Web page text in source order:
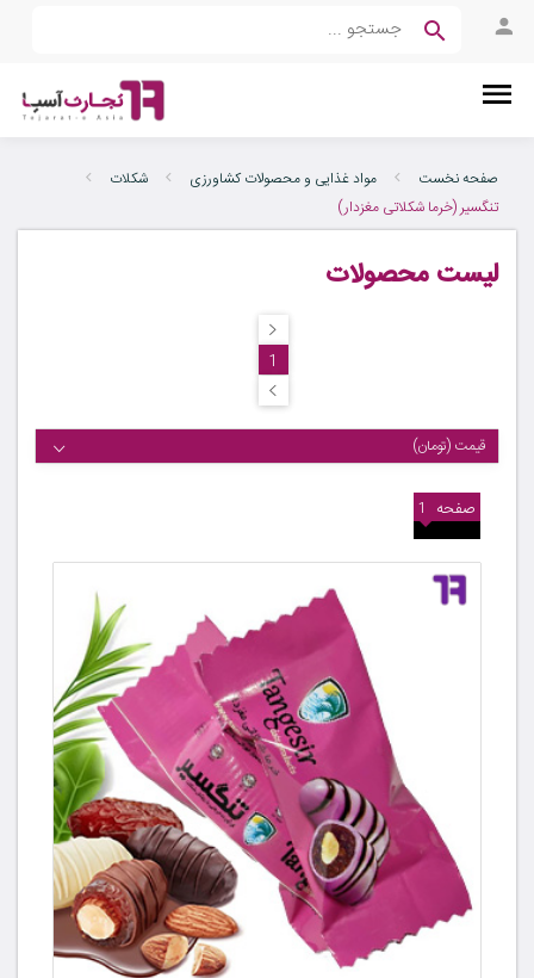
صفحه نخست مواد غذایی و محصولات کشاورزی
شکلات
تنگسیر (خرما شکلاتی مغزدار)
لیست محصولات
1
قیمت (تومان)
صفحه 1